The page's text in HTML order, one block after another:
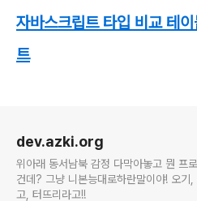
자바스크립트 타입 비교 테
트
dev.azki.org
위아래 동서남북 감정 다막아놓고 뭔 프
건데? 그냥 니본능대로하란말이야! 오기,
고, 터뜨리라고!!